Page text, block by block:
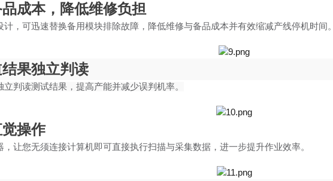
成本，降低维修负担
计，可迅速替换备用模块排除故障，降低维修与备品成本并有效缩减产线停机时间。
果独立判读
立判读测试结果，提高产能并减少误判机率。
操作
，让您无须连接计算机即可直接执行扫描与采集数据，进一步提升作业效率。